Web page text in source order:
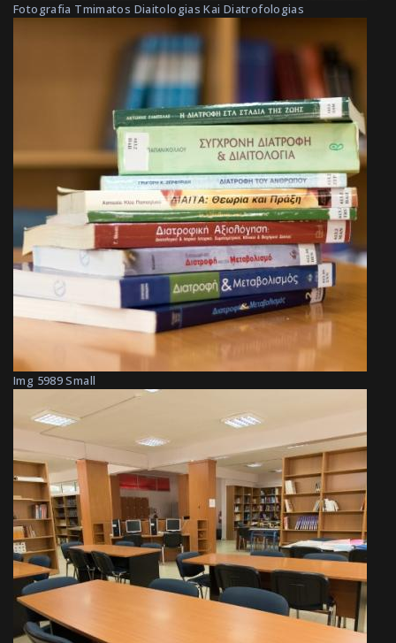
Fotografia Tmimatos Diaitologias Kai Diatrofologias
Img 5989 Small